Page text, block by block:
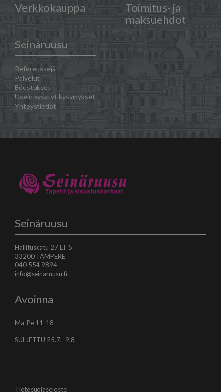
Verkkokauppa
Toimitus- ja
maksuehdot
Seinäruusu
Referenssejä
Palvelut
Edustukset
Usein kysytyt kysymykset
Yhteystiedot
Seinäruusu
Hallituskatu 27 LT 5
33200 TAMPERE
040 554 9894
info@seinaruusu.fi
Avoinna
Ma-Pe 11-18
SULJETTU 25.7.- 9.8.
Tietosuojaseloste